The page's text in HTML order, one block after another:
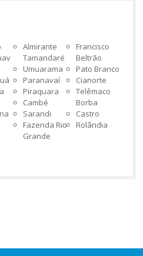
Almirante
Tamandaré
Umuarama
Paranavaí
Piraquara
Cambé
Sarandi
Fazenda Rio
Grande
Francisco
Beltrão
Pato Branco
Cianorte
Telêmaco
Borba
Castro
Rolândia